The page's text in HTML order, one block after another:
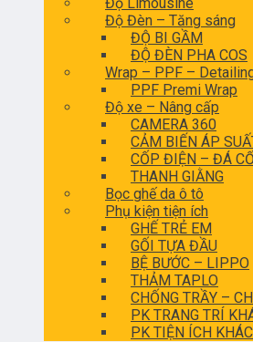
Độ Đèn – Tăng sáng
ĐỘ BI GẦM
ĐỘ ĐÈN PHA COS
Wrap – PPF –
PPF Premi Wrap
Độ xe – Nâng cấp
CAMERA 360
CẢM BIẾN ÁP
CỐP ĐIỆN – ĐÁ
THANH GIẰNG
Bọc ghế da ô tô
Phụ kiện tiện ích
GHẾ TRẺ EM
GỐI TỰA ĐẦU
BỆ BƯỚC – LIPPO
THẢM TAPLO
CHỐNG TRẦY –
PK TRANG TRÍ
PK TIỆN ÍCH KHÁC